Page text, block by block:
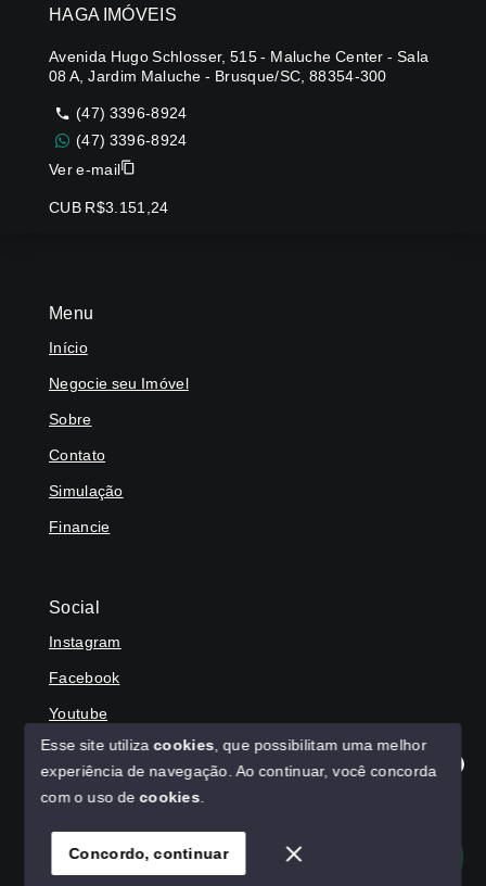
Olá! Agradecemos seu contato, como podemos ajudar?
Menu
Início
Negocie seu Imóvel
Sobre
Contato
Simulação
Financie
Social
Instagram
Facebook
Youtube
© Copyright 2026 - HAGA IMÓVEIS - Todos os direitos
SITE PARA IMOBILIARIA
HAGA IMÓVEIS
Avenida Hugo Schlosser, 515 - Maluche Center - Sala
08 A, Jardim Maluche - Brusque/SC, 88354-300
(47) 3396-8924
(47) 3396-8924
Ver e-mail
CUB R$3.151,24
Esse site utilizacookies , que possibilitam uma melhor
experiência de navegação. Ao continuar, você concorda
com o uso decookies
Concordo, continuar